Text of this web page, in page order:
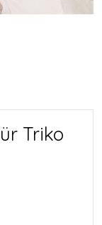
Triko